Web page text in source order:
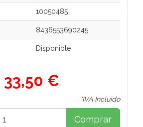
10050485
8436553690245
Disponible
33,50 €
*IVA Incluido
Comprar